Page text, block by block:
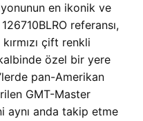
en ikonik ve
referansı,
çift renkli
özel bir yere
pan-Amerikan
GMT-Master
aynı anda takip etme